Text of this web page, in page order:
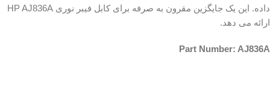
داده. این یک جایگزین مقرون به صرفه برای کابل فیبر نوری HP AJ836A
ارائه می دهد.
Part Number: AJ836A